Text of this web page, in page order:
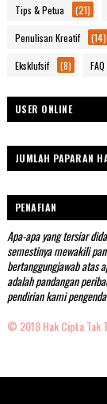
Tips & Petua (21)
Penulisan Kreatif (14)
Eksklufsif (8) FAQ
USER ONLINE
JUMLAH PAPARAN
PENAFIAN
Apa-apa yang tersiar
semestinya mewakili
bertanggungjawab atas
adalah pandangan
pendirian kami
© 2018 Hak Cipta Tak